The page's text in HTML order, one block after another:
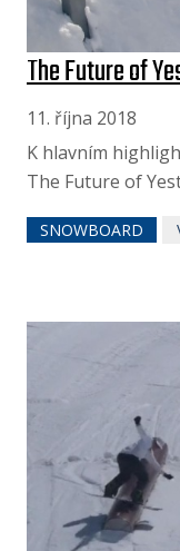
The Future of
11. října 2018
K hlavním
The Future of
SNOWBOARD